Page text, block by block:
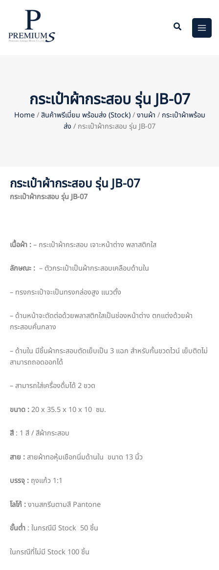
กระเป๋าผ้ากระสอบ รุ่น JB-07
Home/สินค้าพรีเมี่ยม พร้อมส่ง (Stock)/งานผ้า / กระเป๋าผ้าพร้อม
ส่ง / กระเป๋าผ้ากระสอบ รุ่น JB-07
กระเป๋าผ้ากระสอบ รุ่น JB-07
กระเป๋าผ้ากระสอบ รุ่น JB-07
เนื้อผ้า :– กระเป๋าผ้ากระสอบ เจาะหน้าต่าง พลาสติกใส
ลักษณะ : – ตัวกระเป๋าเป็นผ้ากระสอบเคลือบด้านใน
– ทรงกระเป๋าจะเป็นทรงกล่องสูง แนวตั้ง
– ด้านหน้าจะตัดต่อด้วยพลาสติกใสเป็นช่องหน้าต่าง ตกแต่งด้วยผ้า
กระสอบคั่นกลาง
– ด้านใน มีชิ้นผ้ากระสอบตัดเย็บเป็น 3 แฉก สำหรับกั้นขวดไวน์ เย็บติดไม่
สามารถถอดออกได้
– สามารถใส่เครื่องดื่มได้ 2 ขวด
ขนาด :20 x 35.5 x 10 x 10 ซม.
สี: 1 สี / สีผ้ากระสอบ
สาย :สายผ้าทอหุ้มเชือกนิ่มด้านใน ขนาด 13 นิ้ว
บรรจุ : ถุงแก้ว 1:1
โลโก้ :งานสกรีนตามสี Pantone
ขั้นต่ำ : ในกรณีมี Stock 50 ชิ้น
ในกรณีที่ไม่มี Stock 100 ชิ้น